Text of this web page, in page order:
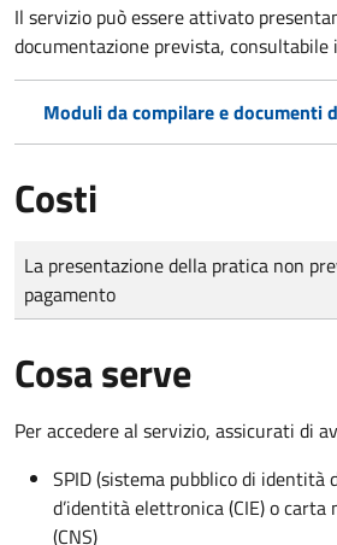
Il servizio può essere attivato
documentazione prevista, consultabile
Moduli da compilare e documenti
Costi
Tipo di pagamento
Importo
La presentazione della pratica non
pagamento
Cosa serve
Per accedere al servizio, assicurati di
SPID (sistema pubblico di identità
d’identità elettronica (CIE) o carta
(CNS)